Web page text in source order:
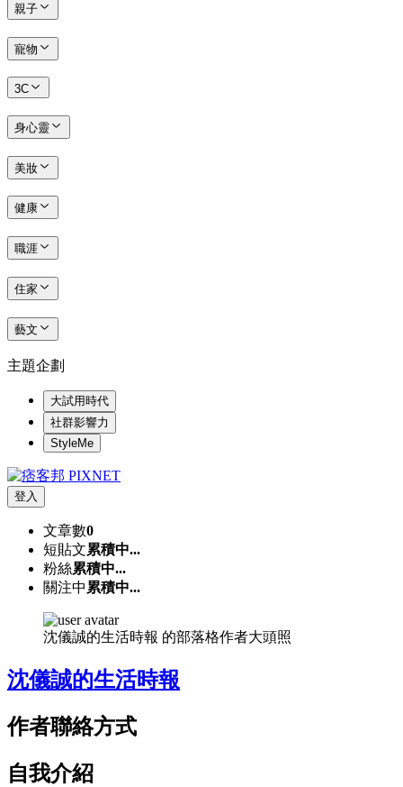
親子
寵物
3C
身心靈
美妝
健康
職涯
住家
藝文
主題企劃
大試用時代
社群影響力
StyleMe
登入
文章數0
短貼文累積中...
粉絲累積中...
關注中 累積中...
沈儀誠的生活時報 的部落格作者大頭照
沈儀誠的生活時報
作者聯絡方式
自我介紹